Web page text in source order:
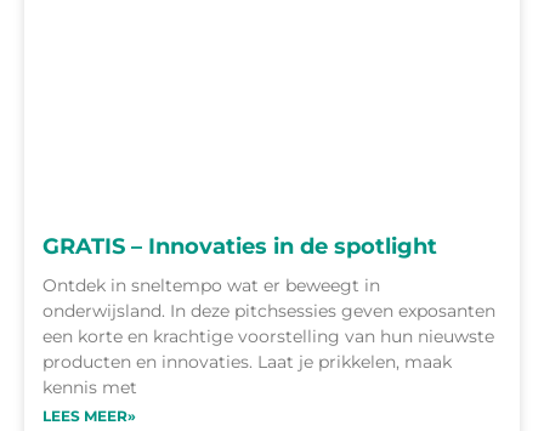
GRATIS – Innovaties in de spotlight
Ontdek in sneltempo wat er beweegt in
onderwijsland. In deze pitchsessies geven exposanten
een korte en krachtige voorstelling van hun nieuwste
producten en innovaties. Laat je prikkelen, maak
kennis met
LEES MEER»